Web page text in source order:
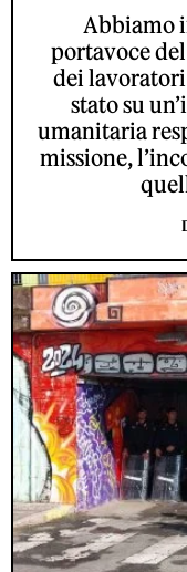
Abbiamo
portavoce
dei
stato su
umanitaria
missione,